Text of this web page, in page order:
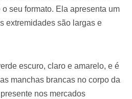
seu formato. Ela apresenta um
extremidades são largas e
escuro, claro e amarelo, e é
manchas brancas no corpo da
nos mercados